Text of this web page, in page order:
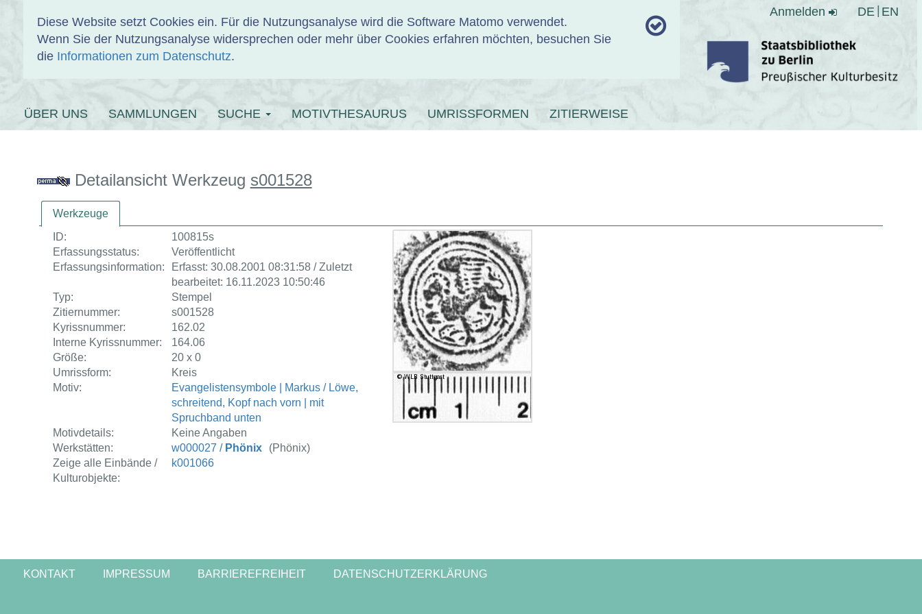
Diese Website setzt Cookies ein. Für die Nutzungsanalyse wird die Software Matomo verwendet.
Wenn Sie der Nutzungsanalyse widersprechen oder mehr über Cookies erfahren möchten, besuchen Sie
die Informationen zum Datenschutz.
Anmelden DE EN
EINBANDDATENBANK
ÜBER UNS SAMMLUNGEN SUCHE MOTIVTHESAURUS UMRISSFORMEN ZITIERWEISE
Detailansicht Werkzeug s001528
Werkzeuge
ID:
100815s
Erfassungsstatus:
Veröffentlicht
Erfassungsinformation:
Erfasst: 30.08.2001 08:31:58 / Zuletzt
bearbeitet: 16.11.2023 10:50:46
Typ:
Stempel
Zitiernummer:
s001528
Kyrissnummer:
162.02
Interne Kyrissnummer:
164.06
Größe:
20 x 0
Umrissform:
Kreis
Motiv:
Evangelistensymbole | Markus / Löwe,
schreitend, Kopf nach vorn | mit
Spruchband unten
Motivdetails:
Keine Angaben
Werkstätten:
w000027 / Phönix
(Phönix)
Zeige alle Einbände /
Kulturobjekte:
k001066
KONTAKT IMPRESSUM BARRIEREFREIHEIT DATENSCHUTZERKLÄRUNG